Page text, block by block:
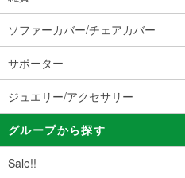
ソファーカバー/チェアカバー
サポーター
ジュエリー/アクセサリー
グループから探す
Sale!!